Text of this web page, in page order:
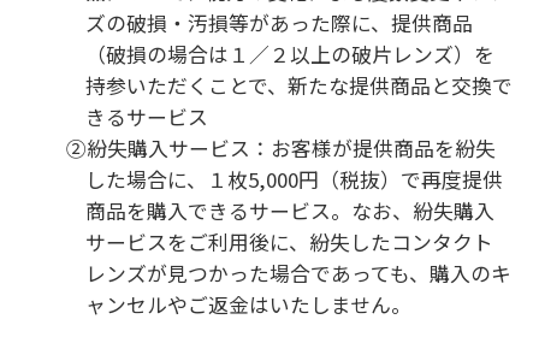
て指示書に基づき、同等の対象商品をもって商品
交換サービスおよび紛失購入サービスを提供す
る、のうちいずれかの対応をお選びいただきま
す。なお、これによりお客様に損害や不利益が生
じた場合であっても、当社は、その責任を負わな
いものとします。
第５条（本サービスの月額料金）
１．本サービスの月額料金は、お客様にお渡しする
ご利用明細書記載のとおりとします。
２．眼科検査費用及び消費税については、月額料金
とは別途お支払いいただきます。なお、サービス
利用期間中に税制改正があった場合は、改正後